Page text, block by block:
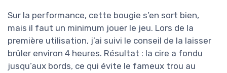
Sur la performance, cette bougie s’en sort bien,
mais il faut un minimum jouer le jeu. Lors de la
première utilisation, j’ai suivi le conseil de la laisser
brûler environ 4 heures. Résultat : la cire a fondu
jusqu’aux bords, ce qui évite le fameux trou au